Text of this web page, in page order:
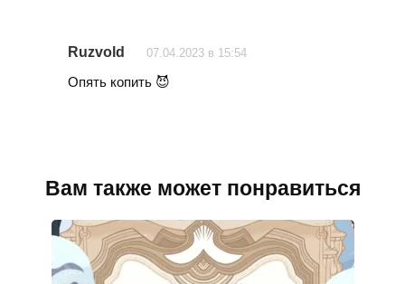
Ruzvold 07.04.2023 в 15:54
Опять копить 😈
Вам также может понравиться